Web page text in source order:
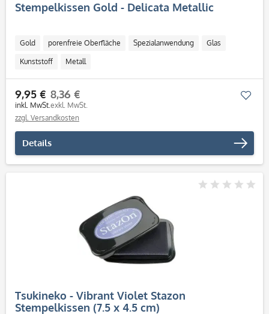
Stempelkissen Gold - Delicata Metallic
Gold porenfreie Oberfläche Spezialanwendung Glas
Kunststoff Metall
9,95 €
inkl. MwSt.
8,36 €
exkl. MwSt.
zzgl. Versandkosten
Details
Tsukineko - Vibrant Violet Stazon
Stempelkissen (7.5 x 4.5 cm)